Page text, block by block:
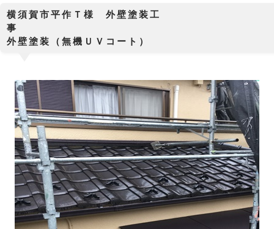
横須賀市平作Ｔ様 外壁塗装工
外壁塗装（無機ＵＶコート）